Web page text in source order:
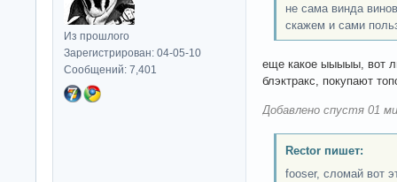
Из прошлого
Зарегистрирован: 04-05-10
Сообщений: 7,401
не сама винда
скажем и сами
еще какое ыыыыы, вот
блэктракс, покупают
Добавлено спустя 01
Rector пишет:
fooser, сломай вот